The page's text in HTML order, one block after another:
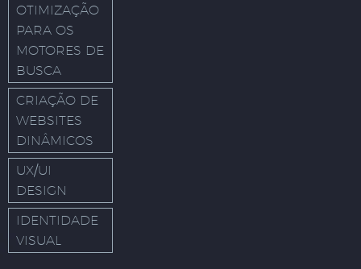
OTIMIZAÇÃO
PARA OS
MOTORES DE
BUSCA
CRIAÇÃO DE
WEBSITES
DINÂMICOS
UX/UI
DESIGN
IDENTIDADE
VISUAL